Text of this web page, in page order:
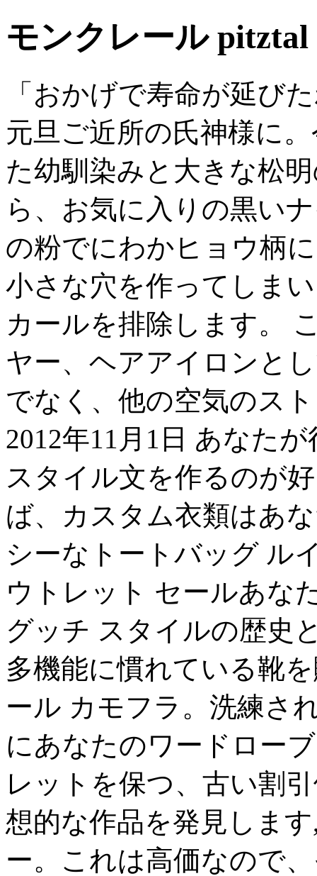
モンクレール pitztal
「おかげで寿命が延び
元旦ご近所の氏神様に
た幼馴染みと大きな松
ら、お気に入りの黒い
の粉でにわかヒョウ柄
小さな穴を作ってしま
カールを排除します。
ヤー、ヘアアイロンと
でなく、他の空気のス
2012年11月1日 あなた
スタイル文を作るのが
ば、カスタム衣類はあ
シーなトートバッグ ル
ウトレット セールあな
グッチ スタイルの歴史
多機能に慣れている靴
ール カモフラ。洗練さ
にあなたのワードロー
レットを保つ、古い割
想的な作品を発見しま
ー。これは高価なので